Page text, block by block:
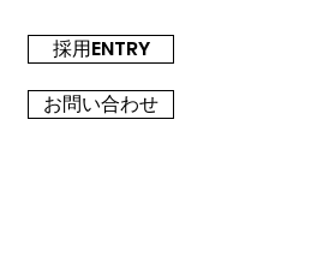
採用ENTRY
お問い合わせ